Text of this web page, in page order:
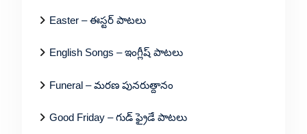
Easter – ఈస్టర్ పాటలు
English Songs – ఇంగ్లీష్ పాటలు
Funeral – మరణ పునరుత్దానం
Good Friday – గుడ్ ఫ్రైడే పాటలు